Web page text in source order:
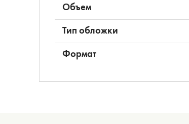
Объем
Тип обложки
Формат